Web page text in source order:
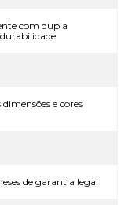
com dupla
e cores
de garantia legal